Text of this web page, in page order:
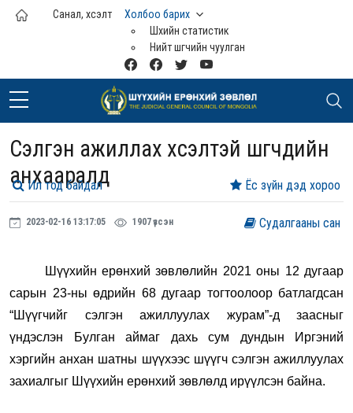
Үндсэн агуулга руу шилжих
Санал, хүсэлт
Холбоо барих
Шүүхийн статистик
Нийт шүүгчийн чуулган
Сэлгэн ажиллах хүсэлтэй шүүгчдийн
анхааралд
2023-02-16 13:17:05 1907 үзсэн
Шүүхийн ерөнхий зөвлөлийн 2021 оны 12 дугаар
сарын 23-ны өдрийн 68 дугаар тогтоолоор батлагдсан
“Шүүгчийг сэлгэн ажиллуулах журам”-д заасныг
үндэслэн Булган аймаг дахь сум дундын Иргэний
хэргийн анхан шатны шүүхээс шүүгч сэлгэн ажиллуулах
захиалгыг Шүүхийн ерөнхий зөвлөлд ирүүлсэн байна.
Судалгааны сан
Ёс зүйн дэд хороо
Ил тод байдал